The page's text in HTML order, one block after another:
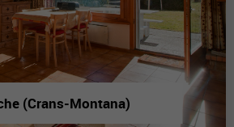
(Crans-Montana)